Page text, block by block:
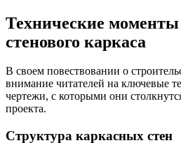
Технические
стенового каркаса
В своем повествовании о
внимание читателей на ключевые
чертежи, с которыми они
проекта.
Структура каркасных стен